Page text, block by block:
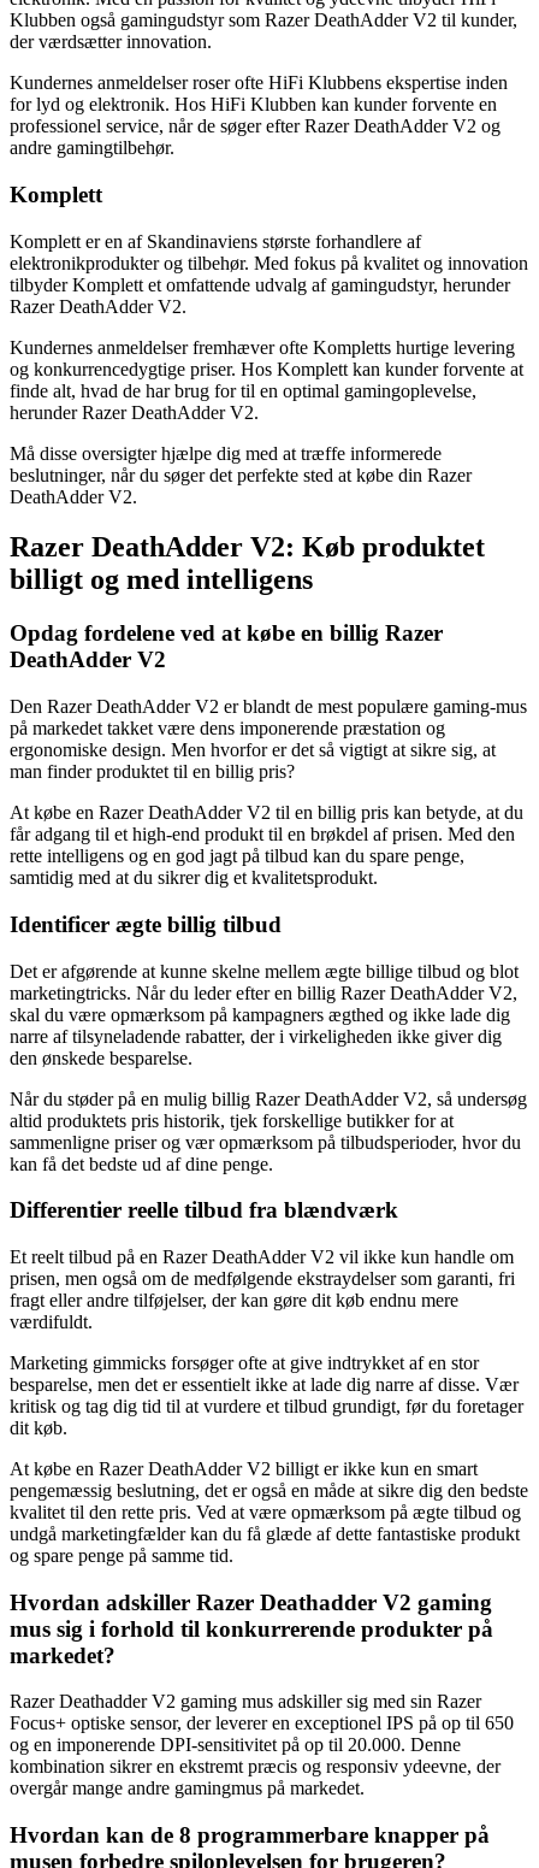
Klubben også gamingudstyr som Razer DeathAdder V2 til kunder,
der værdsætter innovation.
Kundernes anmeldelser roser ofte HiFi Klubbens ekspertise inden
for lyd og elektronik. Hos HiFi Klubben kan kunder forvente en
professionel service, når de søger efter Razer DeathAdder V2 og
andre gamingtilbehør.
Komplett
Komplett er en af Skandinaviens største forhandlere af
elektronikprodukter og tilbehør. Med fokus på kvalitet og innovation
tilbyder Komplett et omfattende udvalg af gamingudstyr, herunder
Razer DeathAdder V2.
Kundernes anmeldelser fremhæver ofte Kompletts hurtige levering
og konkurrencedygtige priser. Hos Komplett kan kunder forvente at
finde alt, hvad de har brug for til en optimal gamingoplevelse,
herunder Razer DeathAdder V2.
Må disse oversigter hjælpe dig med at træffe informerede
beslutninger, når du søger det perfekte sted at købe din Razer
DeathAdder V2.
Razer DeathAdder V2: Køb produktet
billigt og med intelligens
Opdag fordelene ved at købe en billig Razer
DeathAdder V2
Den Razer DeathAdder V2 er blandt de mest populære gaming-mus
på markedet takket være dens imponerende præstation og
ergonomiske design. Men hvorfor er det så vigtigt at sikre sig, at
man finder produktet til en billig pris?
At købe en Razer DeathAdder V2 til en billig pris kan betyde, at du
får adgang til et high-end produkt til en brøkdel af prisen. Med den
rette intelligens og en god jagt på tilbud kan du spare penge,
samtidig med at du sikrer dig et kvalitetsprodukt.
Identificer ægte billig tilbud
Det er afgørende at kunne skelne mellem ægte billige tilbud og blot
marketingtricks. Når du leder efter en billig Razer DeathAdder V2,
skal du være opmærksom på kampagners ægthed og ikke lade dig
narre af tilsyneladende rabatter, der i virkeligheden ikke giver dig
den ønskede besparelse.
Når du støder på en mulig billig Razer DeathAdder V2, så undersøg
altid produktets pris historik, tjek forskellige butikker for at
sammenligne priser og vær opmærksom på tilbudsperioder, hvor du
kan få det bedste ud af dine penge.
Differentier reelle tilbud fra blændværk
Et reelt tilbud på en Razer DeathAdder V2 vil ikke kun handle om
prisen, men også om de medfølgende ekstraydelser som garanti, fri
fragt eller andre tilføjelser, der kan gøre dit køb endnu mere
værdifuldt.
Marketing gimmicks forsøger ofte at give indtrykket af en stor
besparelse, men det er essentielt ikke at lade dig narre af disse. Vær
kritisk og tag dig tid til at vurdere et tilbud grundigt, før du foretager
dit køb.
At købe en Razer DeathAdder V2 billigt er ikke kun en smart
pengemæssig beslutning, det er også en måde at sikre dig den bedste
kvalitet til den rette pris. Ved at være opmærksom på ægte tilbud og
undgå marketingfælder kan du få glæde af dette fantastiske produkt
og spare penge på samme tid.
Hvordan adskiller Razer Deathadder V2 gaming
mus sig i forhold til konkurrerende produkter på
markedet?
Razer Deathadder V2 gaming mus adskiller sig med sin Razer
Focus+ optiske sensor, der leverer en exceptionel IPS på op til 650
og en imponerende DPI-sensitivitet på op til 20.000. Denne
kombination sikrer en ekstremt præcis og responsiv ydeevne, der
overgår mange andre gamingmus på markedet.
Hvordan kan de 8 programmerbare knapper på
musen forbedre spiloplevelsen for brugeren?